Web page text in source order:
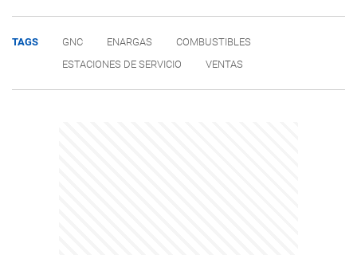
TAGS GNC ENARGAS
COMBUSTIBLES
ESTACIONES DE SERVICIO
VENTAS